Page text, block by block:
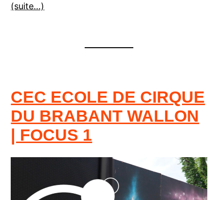
(suite…)
CEC ECOLE DE CIRQUE
DU BRABANT WALLON
| FOCUS 1